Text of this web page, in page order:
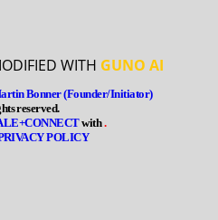
WITH GUNO AI
Bonner (Founder/Initiator)
reserved.
+CONNECTwith.
POLICY